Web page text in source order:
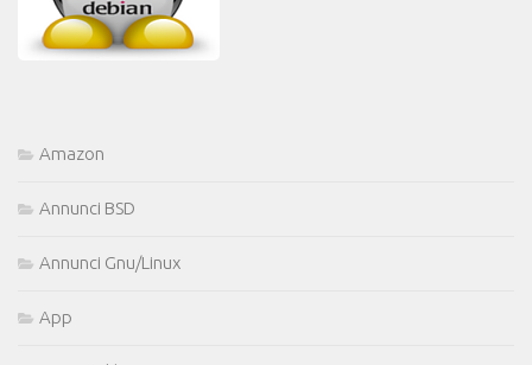
Amazon
Annunci BSD
Annunci Gnu/Linux
App